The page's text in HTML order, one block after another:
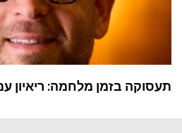
תעסוקה בזמן מלחמה: ריאיון